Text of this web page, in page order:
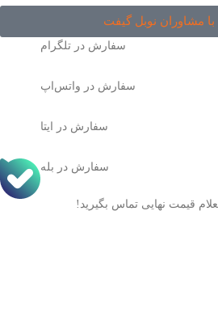
مشاوران نوبل گیفت
سفارش در تلگرام
سفارش در واتس‌اپ
سفارش در ایتا
سفارش در بله
قیمت نهایی تماس بگیرید!